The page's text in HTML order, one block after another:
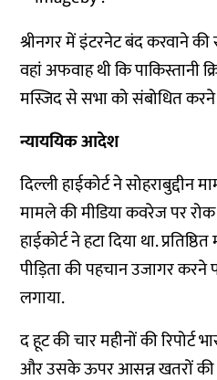
श्रीनगर में इंटरनेट बंद करवाने
वहां अफवाह थी कि पाकिस्तानी
मस्जिद से सभा को संबोधित
न्याययिक आदेश
दिल्ली हाईकोर्ट ने
मामले की मीडिया कवरेज पर
हाईकोर्ट ने हटा दिया था.
पीड़िता की पहचान उजागर करने
लगाया.
द हूट की चार महीनों की रिपोर्ट
और उसके ऊपर आसन्न खतरों की